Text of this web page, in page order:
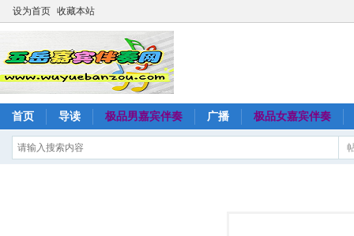
设为首页 收藏本站
首页 导读 极品男嘉宾伴奏 广播 极品女嘉宾伴奏